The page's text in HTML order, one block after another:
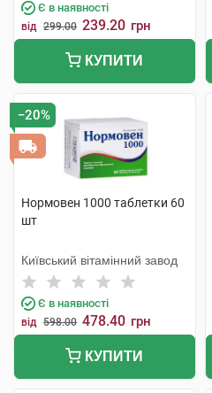
Є в наявності
від 299.00 239.20 грн
КУПИТИ
−20%
Нормовен 1000 таблетки 60
шт
Київський вітамінний завод
Є в наявності
від 598.00 478.40 грн
КУПИТИ